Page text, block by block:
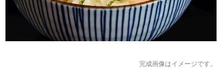
完成画像はイメージです。